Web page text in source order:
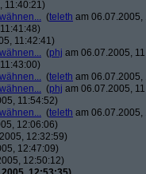
11:40:21)
(teleth am 06.07.2005,
11:42:41)
(phj am 06.07.2005,
(teleth am 06.07.2005,
(phj am 06.07.2005,
11:54:52)
(teleth am 06.07.2005,
12:06:06)
12:32:59)
12:47:09)
12:50:12)